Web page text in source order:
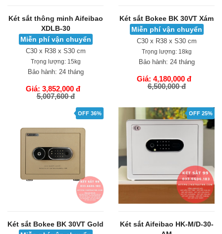
Két sắt thông minh Aifeibao
XDLB-30
Miễn phí vận chuyển
C30 x R38 x S30 cm
Trọng lượng:15kg
Bảo hành: 24 tháng
Giá: 3,852,000 đ
5,007,600 đ
GIỎ HÀNG
Két sắt Bokee BK 30VT Xám
Miễn phí vận chuyển
C30 x R38 x S30 cm
Trọng lượng:18kg
Bảo hành: 24 tháng
Giá: 4,180,000 đ
6,500,000 đ
OFF 36%
Két sắt Bokee BK 30VT Gold
OFF 25%
Két sắt Aifeibao HK-M/D-30-